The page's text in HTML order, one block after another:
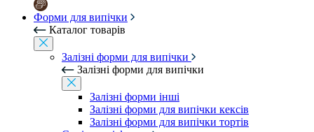
Форми для випічки
Каталог товарів
Залізні форми для випічки
Залізні форми для випічки
Залізні форми інші
Залізні форми для випічки кексів
Залізні форми для випічки тортів